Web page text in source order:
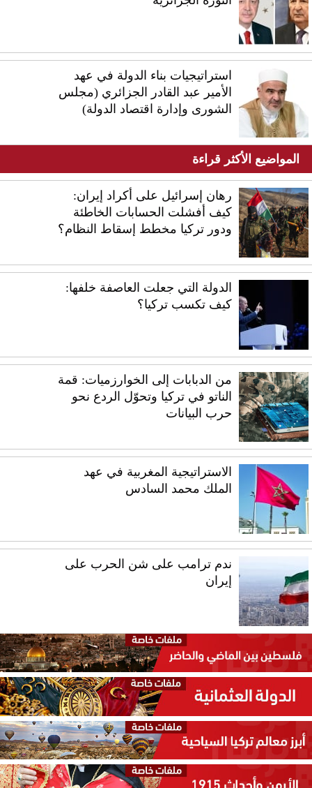
استراتيجيات بناء الدولة في عهد
الأمير عبد القادر الجزائري (مجلس
الشورى وإدارة اقتصاد الدولة)
المواضيع الأكثر قراءة
رهان إسرائيل على أكراد إيران:
كيف أفشلت الحسابات الخاطئة
ودور تركيا مخطط إسقاط النظام؟
الدولة التي جعلت العاصفة خلفها:
كيف تكسب تركيا؟
من الدبابات إلى الخوارزميات: قمة
الناتو في تركيا وتحوّل الردع نحو
حرب البيانات
الاستراتيجية المغربية في عهد
الملك محمد السادس
ندم ترامب على شن الحرب على
إيران